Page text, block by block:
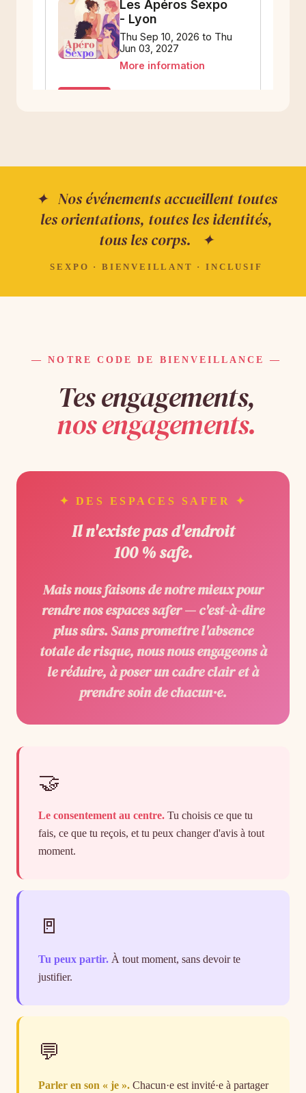
✦ Nos événements accueillent toutes
les orientations, toutes les identités,
tous les corps. ✦
SEXPO · BIENVEILLANT · INCLUSIF
— NOTRE CODE DE BIENVEILLANCE —
Tes engagements,
nos engagements.
✦ DES ESPACES SAFER ✦
Il n'existe pas d'endroit
100 % safe.
Mais nous faisons de notre mieux pour
rendre nos espacessafer— c'est-à-dire
plus sûrs. Sans promettre l'absence
totale de risque, nous nous engageons à
le réduire, à poser un cadre clair et à
prendre soin de chacun·e.
🤝
Le consentement au centre. Tu choisis ce que tu
fais, ce que tu reçois, et tu peux changer d'avis à tout
moment.
🚪
Tu peux partir. À tout moment, sans devoir te
justifier.
💬
Parler en son « je ». Chacun·e est invité·e à partager